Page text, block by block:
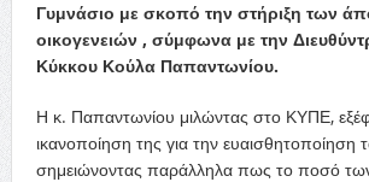
Γυμνάσιο με σκοπό την στήριξη των
οικογενειών , σύμφωνα με την
Κύκκου Κούλα Παπαντωνίου.
Η κ. Παπαντωνίου μιλώντας στο ΚΥΠΕ,
ικανοποίηση της για την ευαισθητοποίηση
σημειώνοντας παράλληλα πως το ποσό